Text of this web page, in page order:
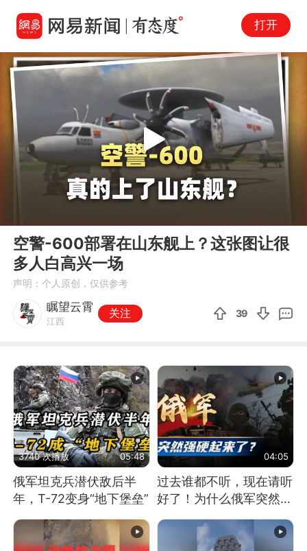
打开
Play
空警-600部署在山东舰上？这张图让很
多人白高兴一场
声明：个人原创，仅供参考
瞩望云霄
江西
关注 39
3740 次播放 05:48
俄军坦克兵潜伏敌后半
年，T-72变身“地下堡垒”
04:05
过去谁都不听，现在请听
好了！为什么俄军突然强